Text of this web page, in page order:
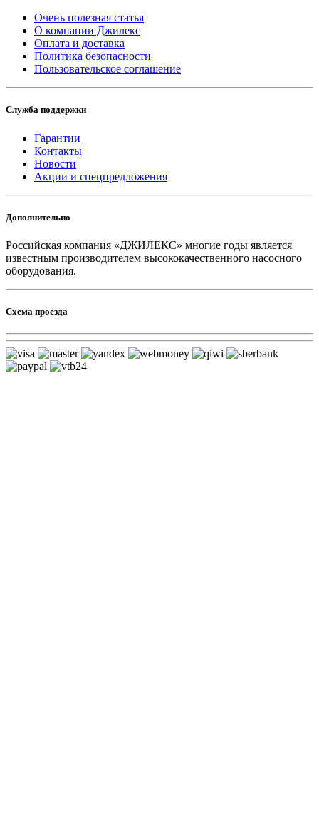
Очень полезная статья
О компании Джилекс
Оплата и доставка
Политика безопасности
Пользовательское соглашение
Служба поддержки
Гарантии
Контакты
Новости
Акции и спецпредложения
Дополнительно
Российская компания «ДЖИЛЕКС» многие годы является
известным производителем высококачественного насосного
оборудования.
Схема проезда